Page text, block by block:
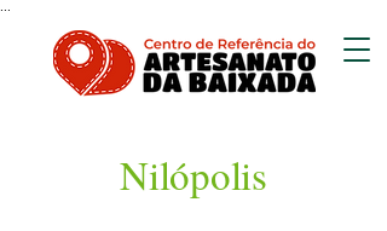
Nilópolis